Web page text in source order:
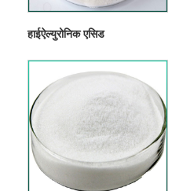
हाईऐल्युरोनिक एसिड